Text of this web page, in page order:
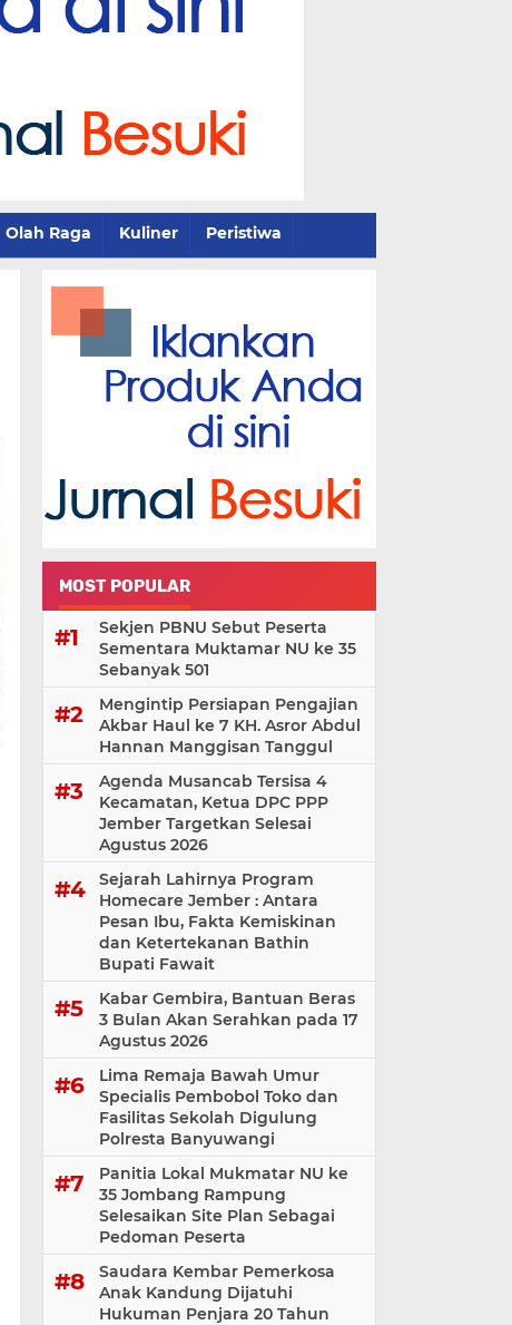
Olah Raga Kuliner Peristiwa
MOST POPULAR
Sekjen PBNU Sebut Peserta
Sementara Muktamar NU ke 35
Sebanyak 501
Mengintip Persiapan Pengajian
Akbar Haul ke 7 KH. Asror Abdul
Hannan Manggisan Tanggul
Agenda Musancab Tersisa 4
Kecamatan, Ketua DPC PPP
Jember Targetkan Selesai
Agustus 2026
Sejarah Lahirnya Program
Homecare Jember : Antara
Pesan Ibu, Fakta Kemiskinan
dan Ketertekanan Bathin
Bupati Fawait
Kabar Gembira, Bantuan Beras
3 Bulan Akan Serahkan pada 17
Agustus 2026
Lima Remaja Bawah Umur
Specialis Pembobol Toko dan
Fasilitas Sekolah Digulung
Polresta Banyuwangi
Panitia Lokal Mukmatar NU ke
35 Jombang Rampung
Selesaikan Site Plan Sebagai
Pedoman Peserta
Saudara Kembar Pemerkosa
Anak Kandung Dijatuhi
Hukuman Penjara 20 Tahun